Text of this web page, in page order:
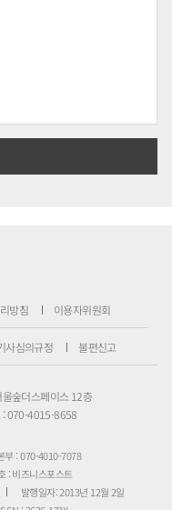
방침 이용자위원회
사심의규정 불편신고
숲더스페이스 12층
: 070-4015-8658
부 : 070-4010-7078
: 비즈니스포스트
발행일자: 2013년 12월 2일